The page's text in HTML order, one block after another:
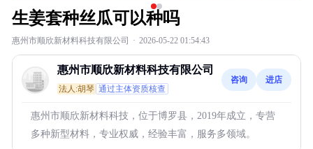
生姜套种丝瓜可以种吗
惠州市顺欣新材料科技有限公司 · 2026-05-22 01:54:43
惠州市顺欣新材料科技有限公司
法人:胡琴 通过主体资质核查
咨询 进店
惠州市顺欣新材料科技，位于博罗县，2019年成立，专营
多种新型材料，专业权威，经验丰富，服务多领域。